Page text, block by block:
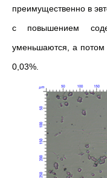
преимущественно в
с повышением
уменьшаются, а потом
0,03%.